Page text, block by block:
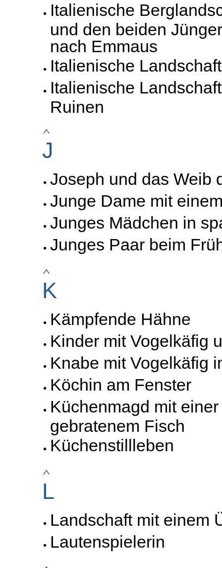
Italienische
und den beiden
nach Emmaus
Italienische
Italienische
Ruinen
J
Joseph und das Weib
Junge Dame mit
Junges Mädchen in
Junges Paar beim
K
Kämpfende Hähne
Kinder mit Vogelkäfig
Knabe mit Vogelkäfig
Köchin am Fenster
Küchenmagd mit
gebratenem Fisch
Küchenstillleben
L
Landschaft mit einem
Lautenspielerin